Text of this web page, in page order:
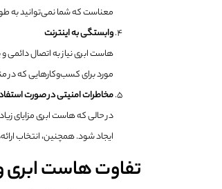
معناست که شما نمی‌توانید به
وابستگی به اینترنت
هاست ابری نیاز به اتصال دائمی
مورد برای کسب‌وکارهایی که
مخاطرات امنیتی در صورت
در حالی که هاست ابری مزایای
ایجاد شود. همچنین، انتخاب
تفاوت هاست ابری